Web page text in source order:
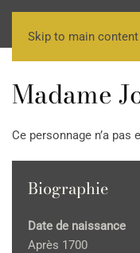
Skip to main content
Madame
Ce personnage n’a
Biographie
Date de naissance
Après 1700